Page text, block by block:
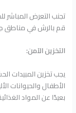
تجنب التعرض المباشر
قم بالرش في مناطق
التخزين الآمن:
يجب تخزين المبيدات
الأطفال والحيوانات
بعيدًا عن المواد